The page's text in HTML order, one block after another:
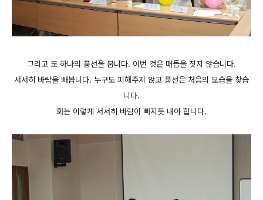
그리고 또 하나의 풍선을 붑니다. 이번 것은 매듭을 짓지 않습니다.
서서히 바람을 빼봅니다. 누구도 피해주지 않고 풍선은 처음의 모습을 찾습
니다.
화는 이렇게 서서히 바람이 빠지듯 내야 합니다.